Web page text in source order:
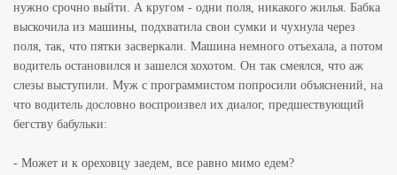
нужно срочно выйти. А кругом - одни поля, никакого жилья. Бабка
выскочила из машины, подхватила свои сумки и чухнула через
поля, так, что пятки засверкали. Машина немного отъехала, а потом
водитель остановился и зашелся хохотом. Он так смеялся, что аж
слезы выступили. Муж с программистом попросили объяснений, на
что водитель дословно воспроизвел их диалог, предшествующий
бегству бабульки:
- Может и к ореховцу заедем, все равно мимо едем?